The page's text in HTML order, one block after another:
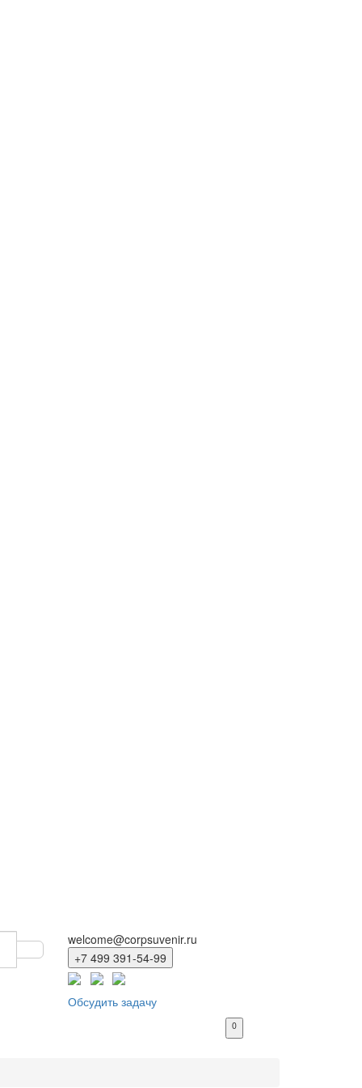
welcome@corpsuvenir.ru
+7 499 391-54-99
Обсудить задачу
0